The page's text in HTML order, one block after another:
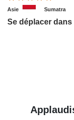
Asie Sumatra
Se déplacer